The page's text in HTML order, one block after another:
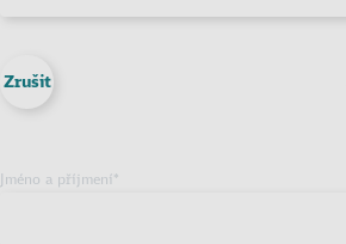
Zrušit
Jméno a příjmení *